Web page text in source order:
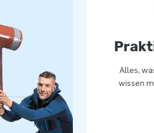
also schnell eine Themen-
Alles,
wissen